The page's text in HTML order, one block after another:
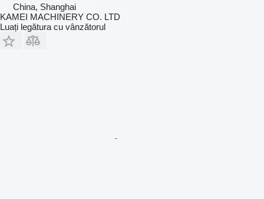
China, Shanghai
KAMEI MACHINERY CO. LTD
Luați legătura cu vânzătorul